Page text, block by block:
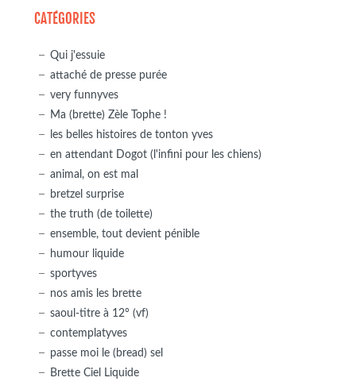
CATÉGORIES
Qui j'essuie
attaché de presse purée
very funnyves
Ma (brette) Zèle Tophe !
les belles histoires de tonton yves
en attendant Dogot (l'infini pour les chiens)
animal, on est mal
bretzel surprise
the truth (de toilette)
ensemble, tout devient pénible
humour liquide
sportyves
nos amis les brette
saoul-titre à 12° (vf)
contemplatyves
passe moi le (bread) sel
Brette Ciel Liquide